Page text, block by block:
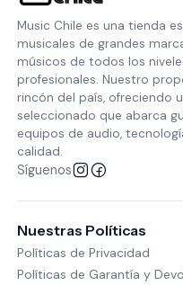
Music Chile es una tienda
musicales de grandes
músicos de todos los
profesionales. Nuestro
rincón del país, ofreciendo
seleccionado que abarca
equipos de audio,
calidad.
Síguenos
Nuestras Políticas
Políticas de Privacidad
Políticas de Garantía y